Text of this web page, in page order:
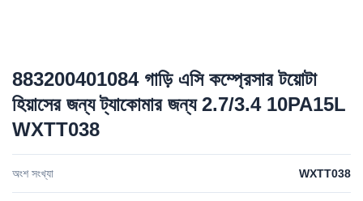
883200401084 গাড়ি এসি কম্প্রেসার টয়োটা
হিয়াসের জন্য ট্যাকোমার জন্য 2.7/3.4 10PA15L
WXTT038
অংশ সংখ্যা WXTT038